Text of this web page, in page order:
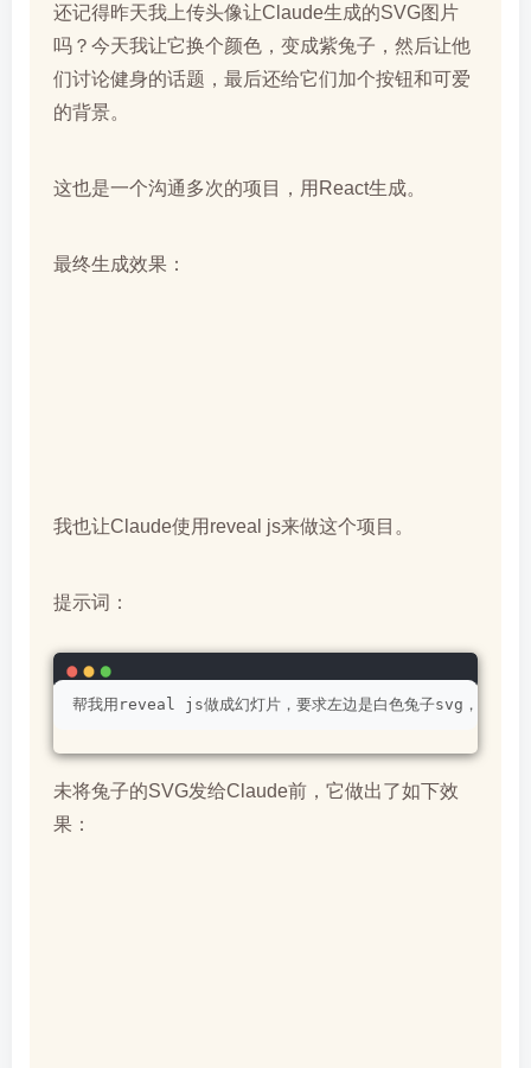
还记得昨天我上传头像让Claude生成的SVG图片
吗？今天我让它换个颜色，变成紫兔子，然后让他
们讨论健身的话题，最后还给它们加个按钮和可爱
的背景。
这也是一个沟通多次的项目，用React生成。
最终生成效果：
我也让Claude使用reveal js来做这个项目。
提示词：
帮我用reveal js做成幻灯片，要求左边是白色兔子svg，右边是
未将兔子的SVG发给Claude前，它做出了如下效
果：